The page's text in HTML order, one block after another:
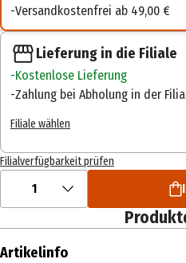
Versandkostenfrei ab 49,00 €
Lieferung in die Filiale
Kostenlose Lieferung
Zahlung bei Abholung in der
Filiale wählen
Filialverfügbarkeit prüfen
1
Artikelinfo